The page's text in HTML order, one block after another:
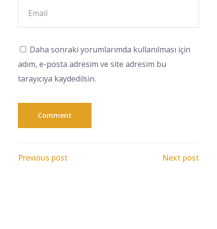
Daha sonraki yorumlarımda kullanılması için
adım, e-posta adresim ve site adresim bu
tarayıcıya kaydedilsin.
Previous post Next post